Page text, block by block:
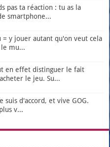
pas ta réaction : tu as la
smartphone...
y jouer autant qu'on veut cela
mu...
en effet distinguer le fait
le jeu. Su...
suis d'accord, et vive GOG.
v...